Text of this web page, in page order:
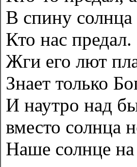
В спину
Кто нас предал.
Жги его лют
Знает только
И наутро над
вместо солнца
Наше солнце на